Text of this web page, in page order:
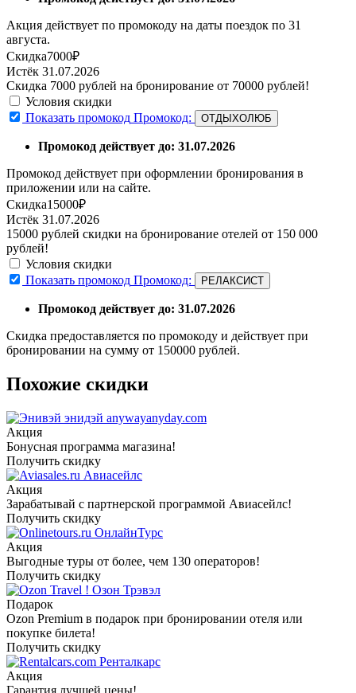
Акция действует по промокоду на даты поездок по 31
августа.
Скидка7000₽
Истёк 31.07.2026
Скидка 7000 рублей на бронирование от 70000 рублей!
Условия скидки
Показать промокод Промокод: ОТДЫХОЛЮБ
Промокод действует до: 31.07.2026
Промокод действует при оформлении бронирования в
приложении или на сайте.
Скидка15000₽
Истёк 31.07.2026
15000 рублей скидки на бронирование отелей от 150 000
рублей!
Условия скидки
Показать промокод Промокод: РЕЛАКСИСТ
Промокод действует до: 31.07.2026
Скидка предоставляется по промокоду и действует при
бронировании на сумму от 150000 рублей.
Похожие скидки
anywayanyday.com
Акция
Бонусная программа магазина!
Получить скидку
Авиасейлс
Акция
Зарабатывай с партнерской программой Авиасейлс!
Получить скидку
ОнлайнТурс
Акция
Выгодные туры от более, чем 130 операторов!
Получить скидку
Озон Трэвэл
Подарок
Ozon Premium в подарок при бронировании отеля или
покупке билета!
Получить скидку
Ренталкарс
Акция
Гарантия лучшей цены!